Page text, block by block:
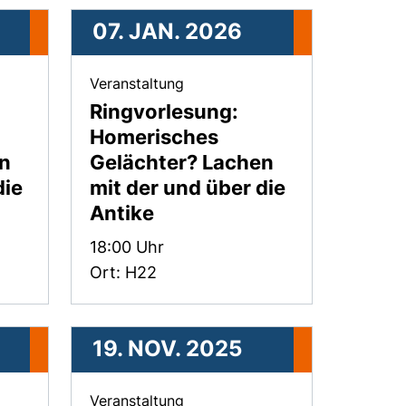
.
Ringvorlesung:
Homerisches
Gelächter? Lachen
mit der und über die
Antike
Veranstaltung
Zeit:
18:00 Uhr
Ort: H22
07. JAN. 2026
2025 . Veranstaltung
19. NOV. 2025